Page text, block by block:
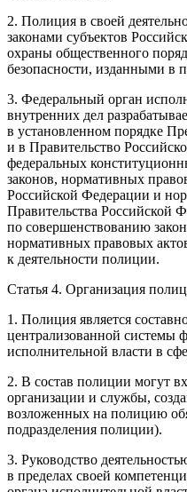
2. Полиция в своей
законами субъектов Росси
охраны общественного
безопасности, изданными в
3. Федеральный орган
внутренних дел
в установленном порядке
и в Правительство Росси
федеральных
законов, нормативных
Российской Федерации и
Правительства Российской
по совершенствованию
нормативных правовых
к деятельности полиции.
Статья 4. Организация
1. Полиция является
централизованной системы
исполнительной власти в
2. В состав полиции могут
организации и службы,
возложенных на полицию
подразделения полиции).
3. Руководство
в пределах своей